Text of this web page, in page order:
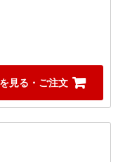
見る・ご注文